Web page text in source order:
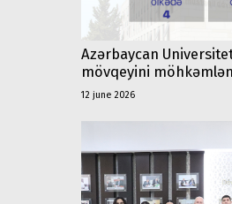
Azərbaycan
mövqeyini
12 june 2026